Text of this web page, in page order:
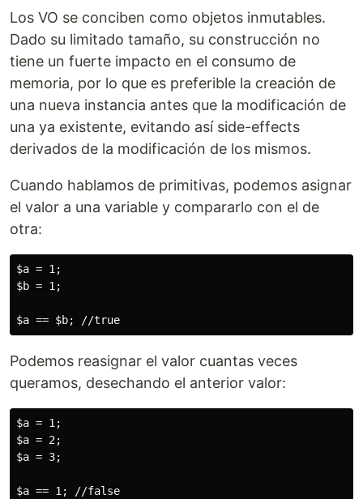
Los VO se conciben como objetos inmutables.
Dado su limitado tamaño, su construcción no
tiene un fuerte impacto en el consumo de
memoria, por lo que es preferible la creación de
una nueva instancia antes que la modificación de
una ya existente, evitando así side-effects
derivados de la modificación de los mismos.
Cuando hablamos de primitivas, podemos asignar
el valor a una variable y compararlo con el de
otra:
$a = 1;
$b = 1;
Podemos reasignar el valor cuantas veces
queramos, desechando el anterior valor:
$a = 1;
$a = 2;
$a = 3;
$a == 1; //false